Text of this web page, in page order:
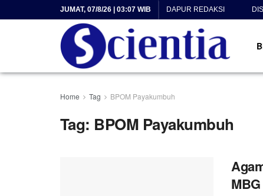
JUMAT, 07/8/26 | 03:07 WIB DAPUR REDAKSI
Home Tag BPOM Payakumbuh
Tag: BPOM Payakumbuh
MBG